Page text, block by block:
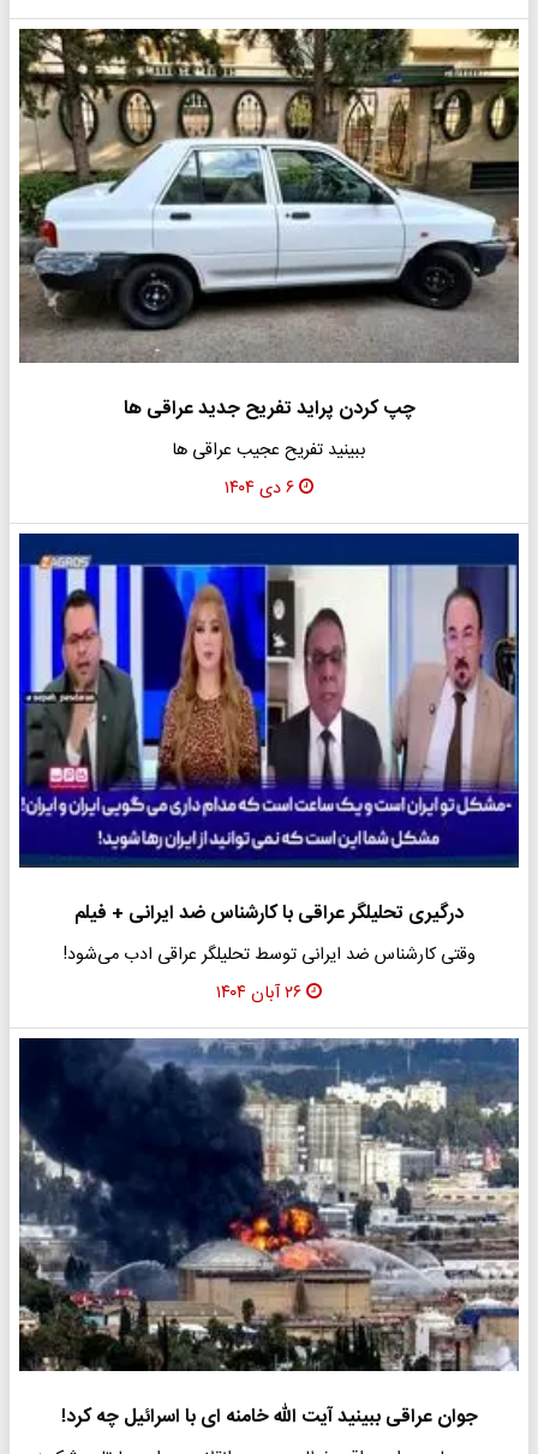
چپ کردن پراید تفریح جدید عراقی ها
ببینید تفریح عجیب عراقی ها
۶ دی ۱۴۰۴
درگیری تحلیلگر عراقی با کارشناس ضد ایرانی + فیلم
وقتی کارشناس ضد ایرانی توسط تحلیلگر عراقی ادب می‌شود!
۲۶ آبان ۱۴۰۴
جوان عراقی ببینید آیت الله خامنه ای با اسرائیل چه کرد!